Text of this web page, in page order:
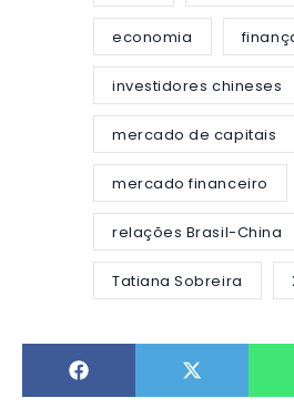
economia
investidores chineses
mercado de capitais
mercado financeiro
relações Brasil-China
Tatiana Sobreira